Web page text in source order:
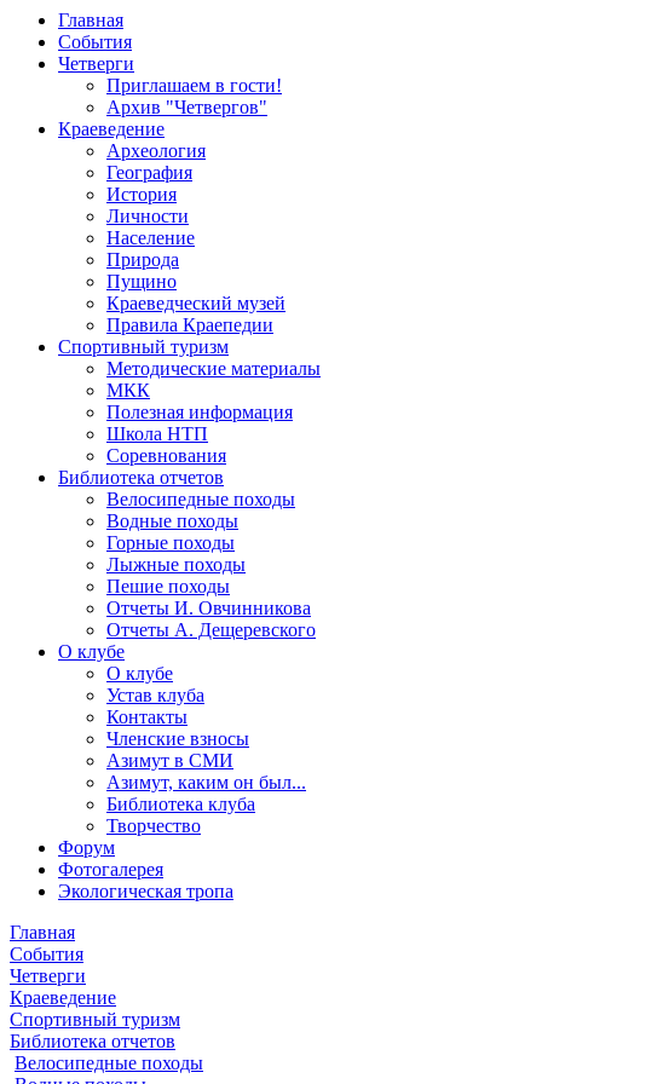
Главная
События
Четверги
Приглашаем в гости!
Архив "Четвергов"
Краеведение
Археология
География
История
Личности
Население
Природа
Пущино
Краеведческий музей
Правила Краепедии
Спортивный туризм
Методические материалы
МКК
Полезная информация
Школа НТП
Соревнования
Библиотека отчетов
Велосипедные походы
Водные походы
Горные походы
Лыжные походы
Пешие походы
Отчеты И. Овчинникова
Отчеты А. Дещеревского
О клубе
О клубе
Устав клуба
Контакты
Членские взносы
Азимут в СМИ
Азимут, каким он был...
Библиотека клуба
Творчество
Форум
Фотогалерея
Экологическая тропа
Главная
События
Четверги
Краеведение
Спортивный туризм
Библиотека отчетов
Велосипедные походы